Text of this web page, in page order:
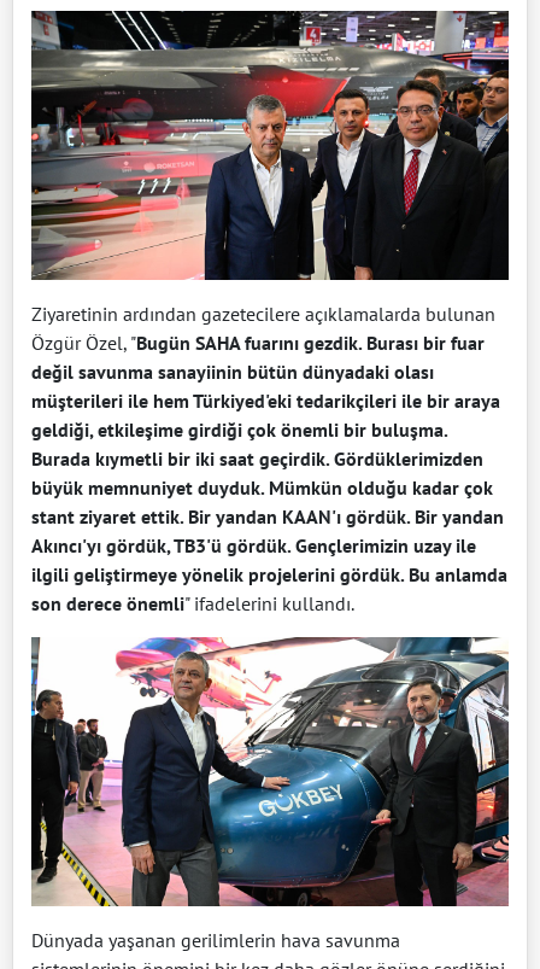
Ziyaretinin ardından gazetecilere açıklamalarda bulunan
Özgür Özel, "Bugün SAHA fuarını gezdik. Burası bir fuar
değil savunma sanayiinin bütün dünyadaki olası
müşterileri ile hem Türkiyed'eki tedarikçileri ile bir araya
geldiği, etkileşime girdiği çok önemli bir buluşma.
Burada kıymetli bir iki saat geçirdik. Gördüklerimizden
büyük memnuniyet duyduk. Mümkün olduğu kadar çok
stant ziyaret ettik. Bir yandan KAAN'ı gördük. Bir yandan
Akıncı'yı gördük, TB3'ü gördük. Gençlerimizin uzay ile
ilgili geliştirmeye yönelik projelerini gördük. Bu anlamda
son derece önemli" ifadelerini kullandı.
Dünyada yaşanan gerilimlerin hava savunma